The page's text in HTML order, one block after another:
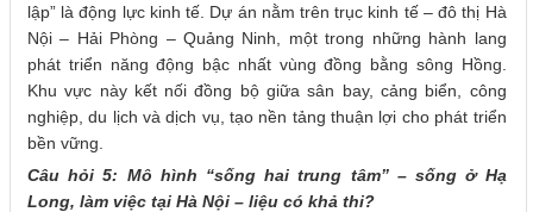
lập” là động lực kinh tế. Dự án nằm trên trục kinh tế – đô thị Hà
Nội – Hải Phòng – Quảng Ninh, một trong những hành lang
phát triển năng động bậc nhất vùng đồng bằng sông Hồng.
Khu vực này kết nối đồng bộ giữa sân bay, cảng biển, công
nghiệp, du lịch và dịch vụ, tạo nền tảng thuận lợi cho phát triển
bền vững.
Câu hỏi 5: Mô hình “sống hai trung tâm” – sống ở Hạ
Long, làm việc tại Hà Nội – liệu có khả thi?